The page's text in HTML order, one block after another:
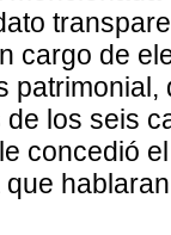
cargo de
patrimonial,
los seis
concedió